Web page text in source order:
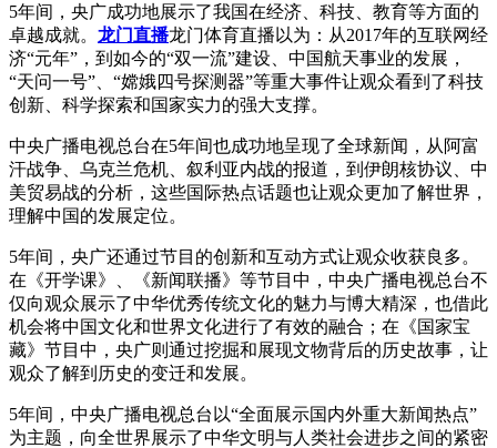
5年间，央广成功地展示了我国在经济、科技、教育等方面的
卓越成就。 龙门直播龙门体育直播以为：从2017年的互联网经
济“元年”，到如今的“双一流”建设、中国航天事业的发展，
“天问一号”、“嫦娥四号探测器”等重大事件让观众看到了科技
创新、科学探索和国家实力的强大支撑。
中央广播电视总台在5年间也成功地呈现了全球新闻，从阿富
汗战争、乌克兰危机、叙利亚内战的报道，到伊朗核协议、中
美贸易战的分析，这些国际热点话题也让观众更加了解世界，
理解中国的发展定位。
5年间，央广还通过节目的创新和互动方式让观众收获良多。
在《开学课》、《新闻联播》等节目中，中央广播电视总台不
仅向观众展示了中华优秀传统文化的魅力与博大精深，也借此
机会将中国文化和世界文化进行了有效的融合；在《国家宝
藏》节目中，央广则通过挖掘和展现文物背后的历史故事，让
观众了解到历史的变迁和发展。
5年间，中央广播电视总台以“全面展示国内外重大新闻热点”
为主题，向全世界展示了中华文明与人类社会进步之间的紧密